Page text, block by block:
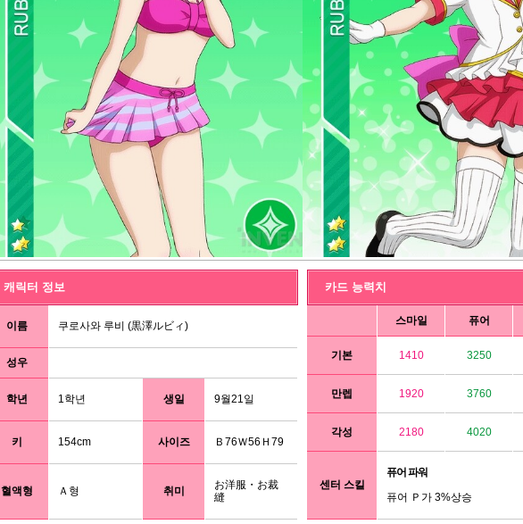
캐릭터 정보
이름 쿠로사와 루비 (黒澤ルビィ)
성우
학년 1학년 생일 9월21일
키 154cm 사이즈 Ｂ76Ｗ56Ｈ79
혈액형 Ａ형 취미
お洋服・お裁
縫
카드 능력치
스마일 퓨어
기본 1410 3250
만렙 1920 3760
각성 2180 4020
센터 스킬
퓨어 파워
퓨어 Ｐ가 3%상승